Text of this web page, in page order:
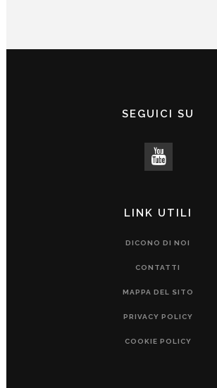
SEGUICI SU
LINK UTILI
DICONO DI NOI
CONTATTI
MAPPA DEL SITO
PRIVACY POLICY
COOKIE POLICY